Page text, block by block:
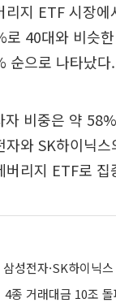
리지 ETF 시장
40대와 비슷
순으로 나타났다.
비중은 약
자와 SK하이닉
버리지 ETF로
성전자·SK하이닉
4종 거래대금 10조